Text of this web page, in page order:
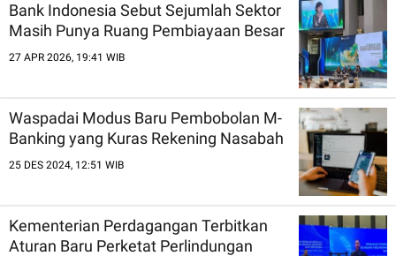
Bank Indonesia Sebut Sejumlah Sektor
Masih Punya Ruang Pembiayaan Besar
27 APR 2026, 19:41 WIB
Waspadai Modus Baru Pembobolan M-
Banking yang Kuras Rekening Nasabah
25 DES 2024, 12:51 WIB
Kementerian Perdagangan Terbitkan
Aturan Baru Perketat Perlindungan